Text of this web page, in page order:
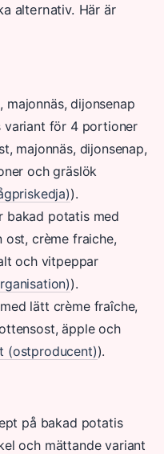
alternativ. Här är
dijonsenap
variant för 4 portioner
majonnäs, dijonsenap,
och gräslök
).
bakad potatis med
crème fraiche,
och vitpeppar
).
lätt crème fraîche,
äpple och
(ostproducent)).
på bakad potatis
och mättande variant